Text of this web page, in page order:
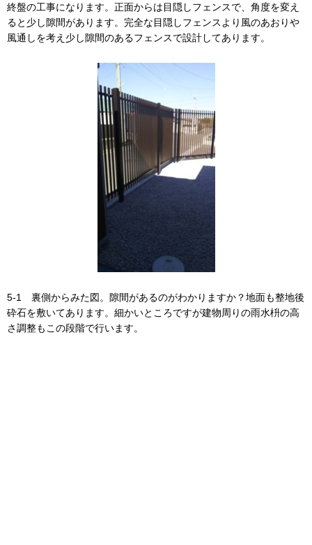
終盤の工事になります。正面からは目隠しフェンスで、角度を変え
ると少し隙間があります。完全な目隠しフェンスより風のあおりや
風通しを考え少し隙間のあるフェンスで設計してあります。
5-1 裏側からみた図。隙間があるのがわかりますか？地面も整地後
砕石を敷いてあります。細かいところですが建物周りの雨水枡の高
さ調整もこの段階で行います。